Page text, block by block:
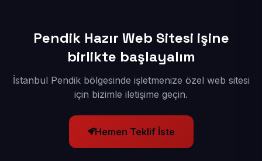
Pendik Hazır Web Sitesi işine
birlikte başlayalım
İstanbul Pendik bölgesinde işletmenize özel web sitesi
için bizimle iletişime geçin.
Hemen Teklif İste